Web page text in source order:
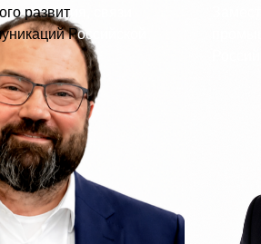
развит
Российской